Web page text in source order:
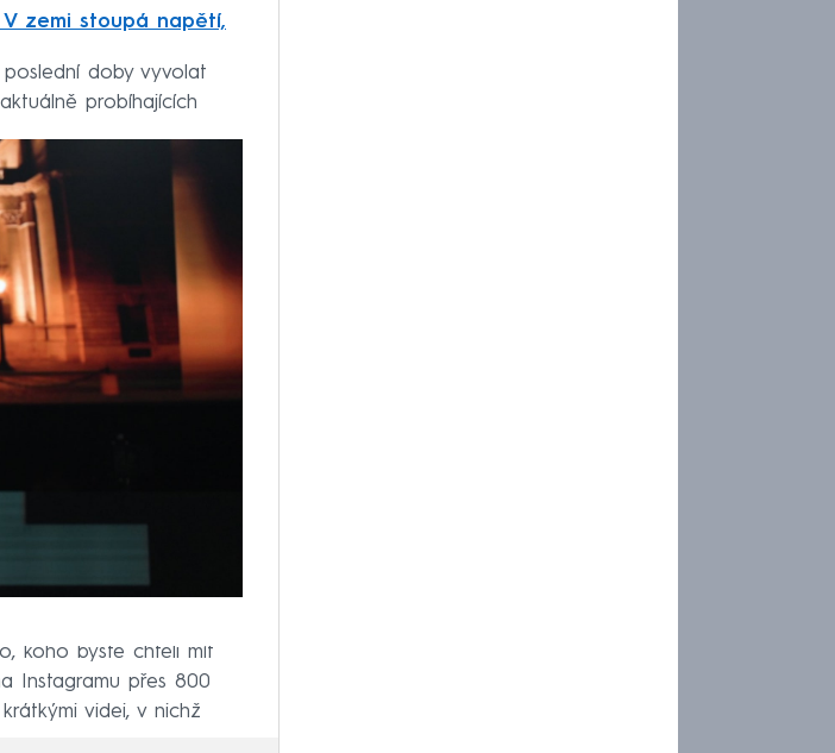
V zemi stoupá napětí,
doby vyvolat
probíhajících
koho byste chtěli mít
Instagramu přes 800
videi, v nichž